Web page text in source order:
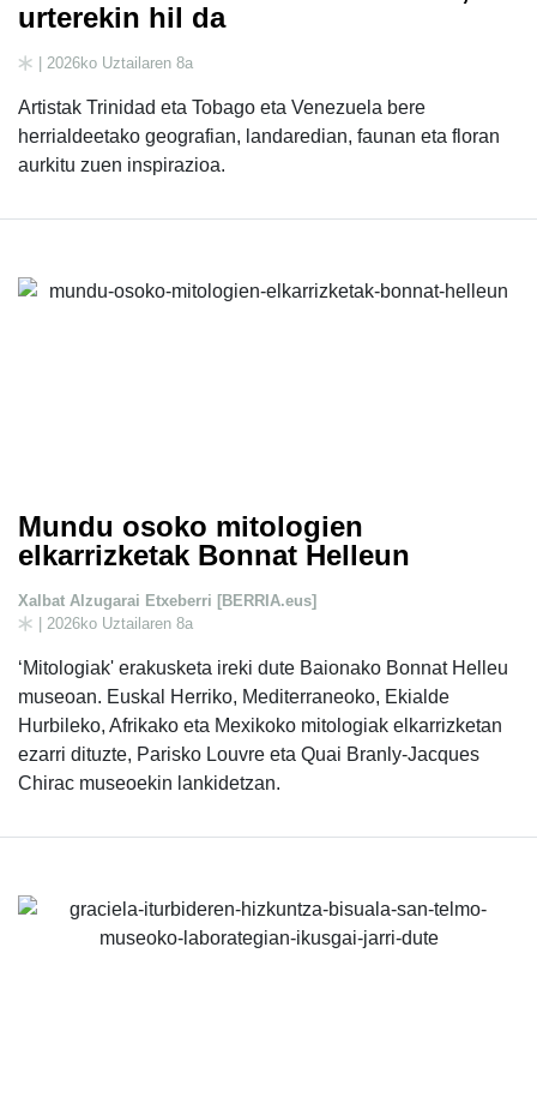
urterekin hil da
| 2026ko Uztailaren 8a
Artistak Trinidad eta Tobago eta Venezuela bere
herrialdeetako geografian, landaredian, faunan eta floran
aurkitu zuen inspirazioa.
Mundu osoko mitologien
elkarrizketak Bonnat Helleun
Xalbat Alzugarai Etxeberri [BERRIA.eus]
| 2026ko Uztailaren 8a
‘Mitologiak' erakusketa ireki dute Baionako Bonnat Helleu
museoan. Euskal Herriko, Mediterraneoko, Ekialde
Hurbileko, Afrikako eta Mexikoko mitologiak elkarrizketan
ezarri dituzte, Parisko Louvre eta Quai Branly-Jacques
Chirac museoekin lankidetzan.